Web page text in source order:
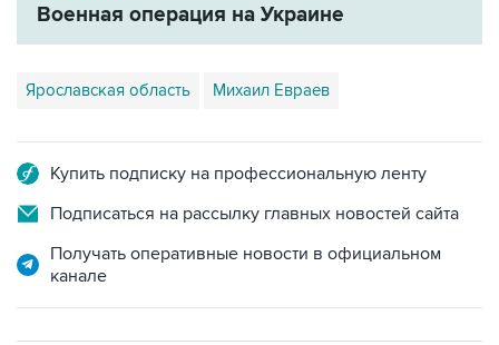
Военная операция на Украине
Ярославская область Михаил Евраев
Купить подписку на профессиональную ленту
Подписаться на рассылку главных новостей сайта
Получать оперативные новости в официальном
канале